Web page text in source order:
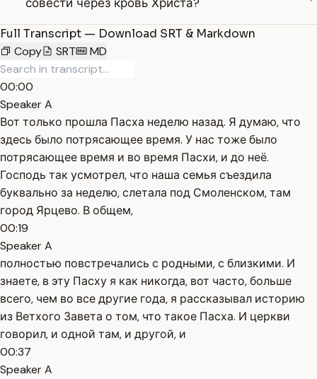
Full Transcript — Download SRT & Markdown
Copy
SRT MD
00:00
Speaker A
Вот только прошла Пасха неделю назад. Я думаю, что
здесь было потрясающее время. У нас тоже было
потрясающее время и во время Пасхи, и до неё.
Господь так усмотрел, что наша семья съездила
буквально за неделю, слетала под Смоленском, там
город Ярцево. В общем,
00:19
Speaker A
полностью повстречались с родными, с близкими. И
знаете, в эту Пасху я как никогда, вот часто, больше
всего, чем во все другие года, я рассказывал историю
из Ветхого Завета о том, что такое Пасха. И церкви
говорил, и одной там, и другой, и
00:37
Speaker A